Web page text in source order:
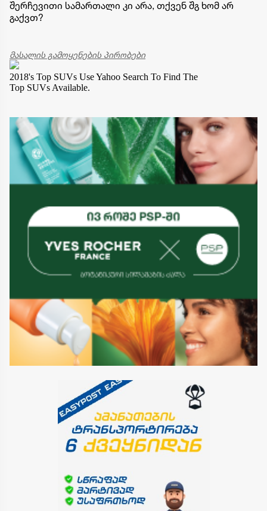
შერჩევითი სამართალი კი არა, თქვენ შგ ხომ არ
გაქვთ?
მასალის გამოყენების პირობები
2018's Top SUVs Use Yahoo Search To Find The
Top SUVs Available.